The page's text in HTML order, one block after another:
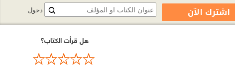
هل قرأت الكتاب؟
دخول اشترك الآن